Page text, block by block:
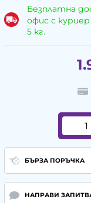
Безплатна
офис с
5 кг.
БЪРЗА ПОРЪЧКА
НАПРАВИ